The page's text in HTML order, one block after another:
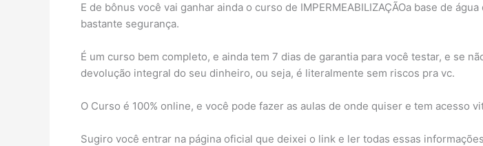
E de bônus você vai ganhar ainda o curso de IMPERMEABILIZAÇÃOa base de
bastante segurança.
É um curso bem completo, e ainda tem 7 dias de garantia para você testar, e se
devolução integral do seu dinheiro, ou seja, é literalmente sem riscos pra vc.
O Curso é 100% online, e você pode fazer as aulas de onde quiser e tem acesso
Sugiro você entrar na página oficial que deixei o link e ler todas essas